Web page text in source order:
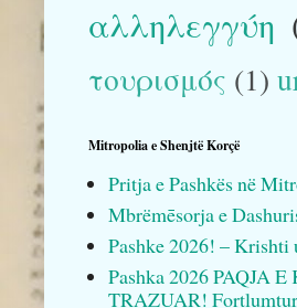
αλληλεγγύη
τουρισμός (1)
Mitropolia e Shenjtë Korçë
Pritja e Pashkës në
Mbrëmēsorja e
Pashke 2026! –
Pashka 2026 PAQJA
TRAZUAR!